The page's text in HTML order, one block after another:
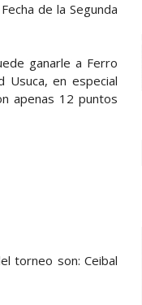
de la Segunda
ganarle a Ferro
en especial
apenas 12 puntos
torneo son: Ceibal